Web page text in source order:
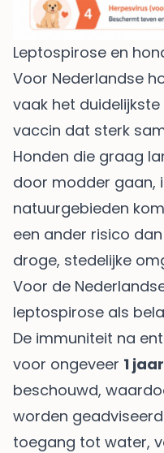
Leptospirose en
Voor Nederlandse
vaak het
vaccin dat sterk
Honden die graag
door modder gaan,
natuurgebieden
een ander risico
droge, stedelijke
Voor de
leptospirose als
De immuniteit na
voor ongeveer 1 jaar
beschouwd,
worden
toegang tot water,